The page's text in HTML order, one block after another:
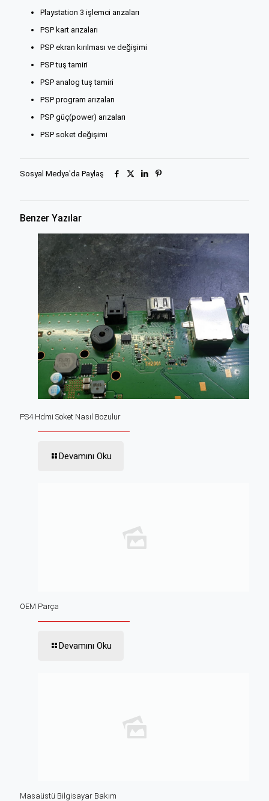
Playstation 3 işlemci arızaları
PSP kart arızaları
PSP ekran kırılması ve değişimi
PSP tuş tamiri
PSP analog tuş tamiri
PSP program arızaları
PSP güç(power) arızaları
PSP soket değişimi
Sosyal Medya'da Paylaş
Benzer Yazılar
PS4 Hdmi Soket Nasıl Bozulur
Devamını Oku
OEM Parça
Devamını Oku
Masaüstü Bilgisayar Bakım